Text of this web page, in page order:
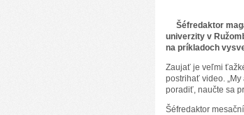
Šéfredaktor
univerzity v
na príkladoch
Zaujať je veľmi
postrihať video.
poradiť, naučte sa
Šéfredaktor